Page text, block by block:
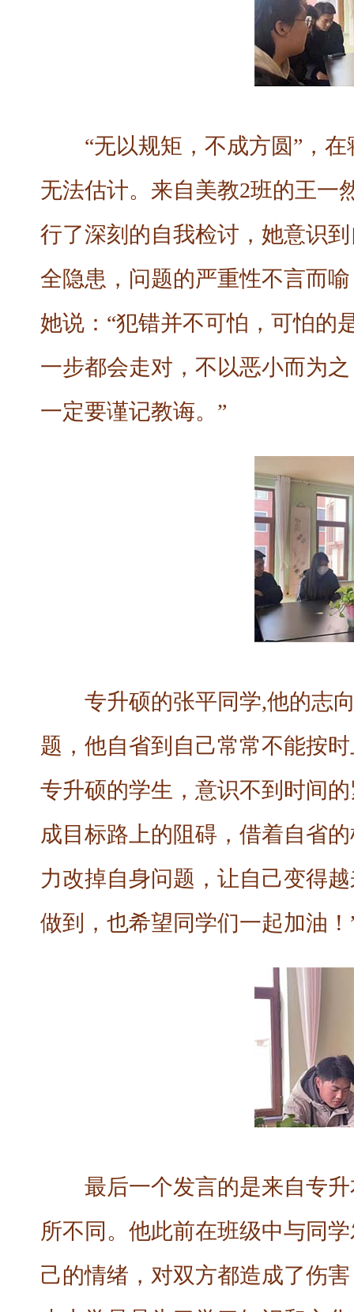
“无以规矩，不成方圆”，
无法估计。来自美教2班的王一
行了深刻的自我检讨，她意识
全隐患，问题的严重性不言而
她说：“犯错并不可怕，可怕的
一步都会走对，不以恶小而为
一定要谨记教诲。”
专升硕的张平同学,他的志
题，他自省到自己常常不能按
专升硕的学生，意识不到时间
成目标路上的阻碍，借着自省
力改掉自身问题，让自己变得
做到，也希望同学们一起加油！
最后一个发言的是来自专
所不同。他此前在班级中与同
己的情绪，对双方都造成了伤